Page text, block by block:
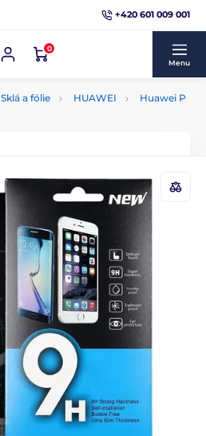
+420 601 009 001
0
Menu
Sklá a fólie HUAWEI
Huawei P